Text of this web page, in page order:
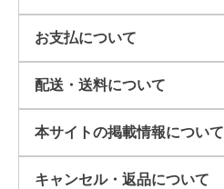
お支払について
配送・送料について
本サイトの掲載情報について​
キャンセル・返品について​